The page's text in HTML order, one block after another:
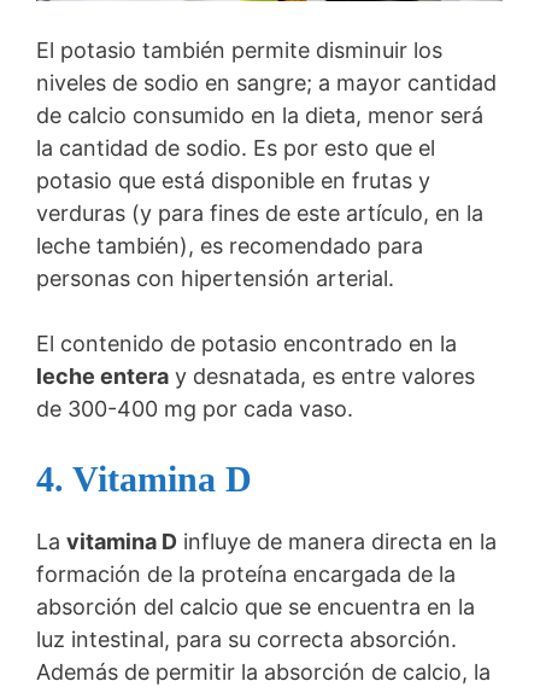
El potasio también permite disminuir los
niveles de sodio en sangre; a mayor cantidad
de calcio consumido en la dieta, menor será
la cantidad de sodio. Es por esto que el
potasio que está disponible en frutas y
verduras (y para fines de este artículo, en la
leche también), es recomendado para
personas con hipertensión arterial.
El contenido de potasio encontrado en la
leche entera y desnatada, es entre valores
de 300-400 mg por cada vaso.
4. Vitamina D
La vitamina D influye de manera directa en la
formación de la proteína encargada de la
absorción del calcio que se encuentra en la
luz intestinal, para su correcta absorción.
Además de permitir la absorción de calcio, la